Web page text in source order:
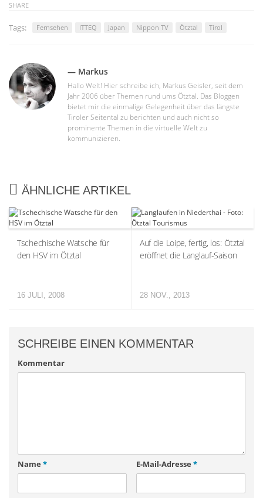
SHARE
Tags: Fernsehen ITTEQ Japan Nippon TV Ötztal Tirol
— Markus
Hallo Welt! Hier schreibe ich, Markus Geisler, seit dem
Jahr 2006 über Themen rund ums Ötztal. Das Bloggen
bietet mir die einmalige Gelegenheit über das längste
Tiroler Seitental zu berichten und auch nicht so
prominente Themen in die virtuelle Welt zu
kommunizieren.
ÄHNLICHE ARTIKEL
Tschechische Watsche für
den HSV im Ötztal
16 JULI, 2008
Auf die Loipe, fertig, los: Ötztal
eröffnet die Langlauf-Saison
28 NOV., 2013
SCHREIBE EINEN KOMMENTAR
Kommentar
Name * E-Mail-Adresse *